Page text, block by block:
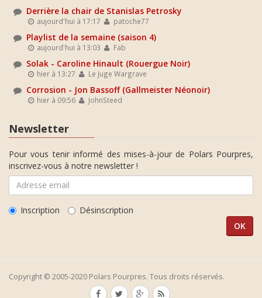
Derrière la chair de Stanislas Petrosky
aujourd'hui à 17:17 patoche77
Playlist de la semaine (saison 4)
aujourd'hui à 13:03 Fab
Solak - Caroline Hinault (Rouergue Noir)
hier à 13:27 Le Juge Wargrave
Corrosion - Jon Bassoff (Gallmeister Néonoir)
hier à 09:56 JohnSteed
Newsletter
Pour vous tenir informé des mises-à-jour de Polars Pourpres,
inscrivez-vous à notre newsletter !
Inscription Désinscription
Copyright © 2005-2020 Polars Pourpres. Tous droits réservés.